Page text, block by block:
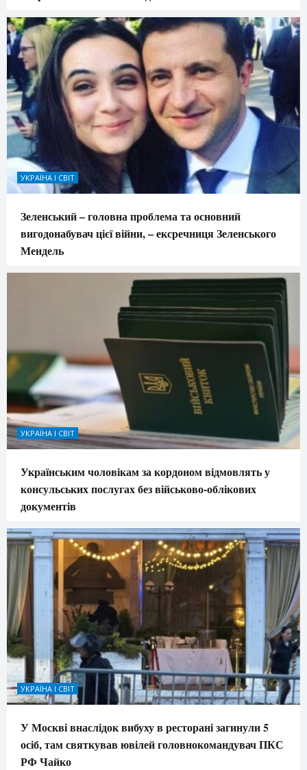
УКРАЇНА І СВІТ
Зеленський – головна проблема та основний
вигодонабувач цієї війни, – ексречниця Зеленського
Мендель
УКРАЇНА І СВІТ
Українським чоловікам за кордоном відмовлять у
консульських послугах без військово-облікових
документів
УКРАЇНА І СВІТ
У Москві внаслідок вибуху в ресторані загинули 5
осіб, там святкував ювілей головнокомандувач ПКС
РФ Чайко